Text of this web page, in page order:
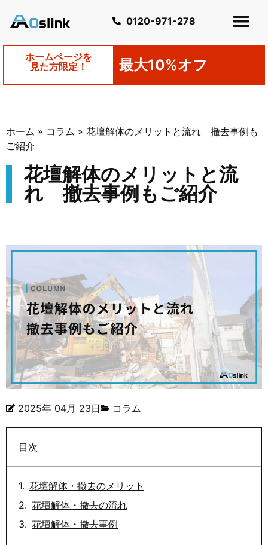
0120-971-278
ホームページを
見た方限定！
最大10%オフ
ホーム » コラム » 花壇解体のメリットと流れ 撤去事例も
ご紹介
花壇解体のメリットと流
れ 撤去事例もご紹介
2025年 04月 23日 コラム
目次
花壇解体・撤去のメリット
花壇解体・撤去の流れ
花壇解体・撤去事例